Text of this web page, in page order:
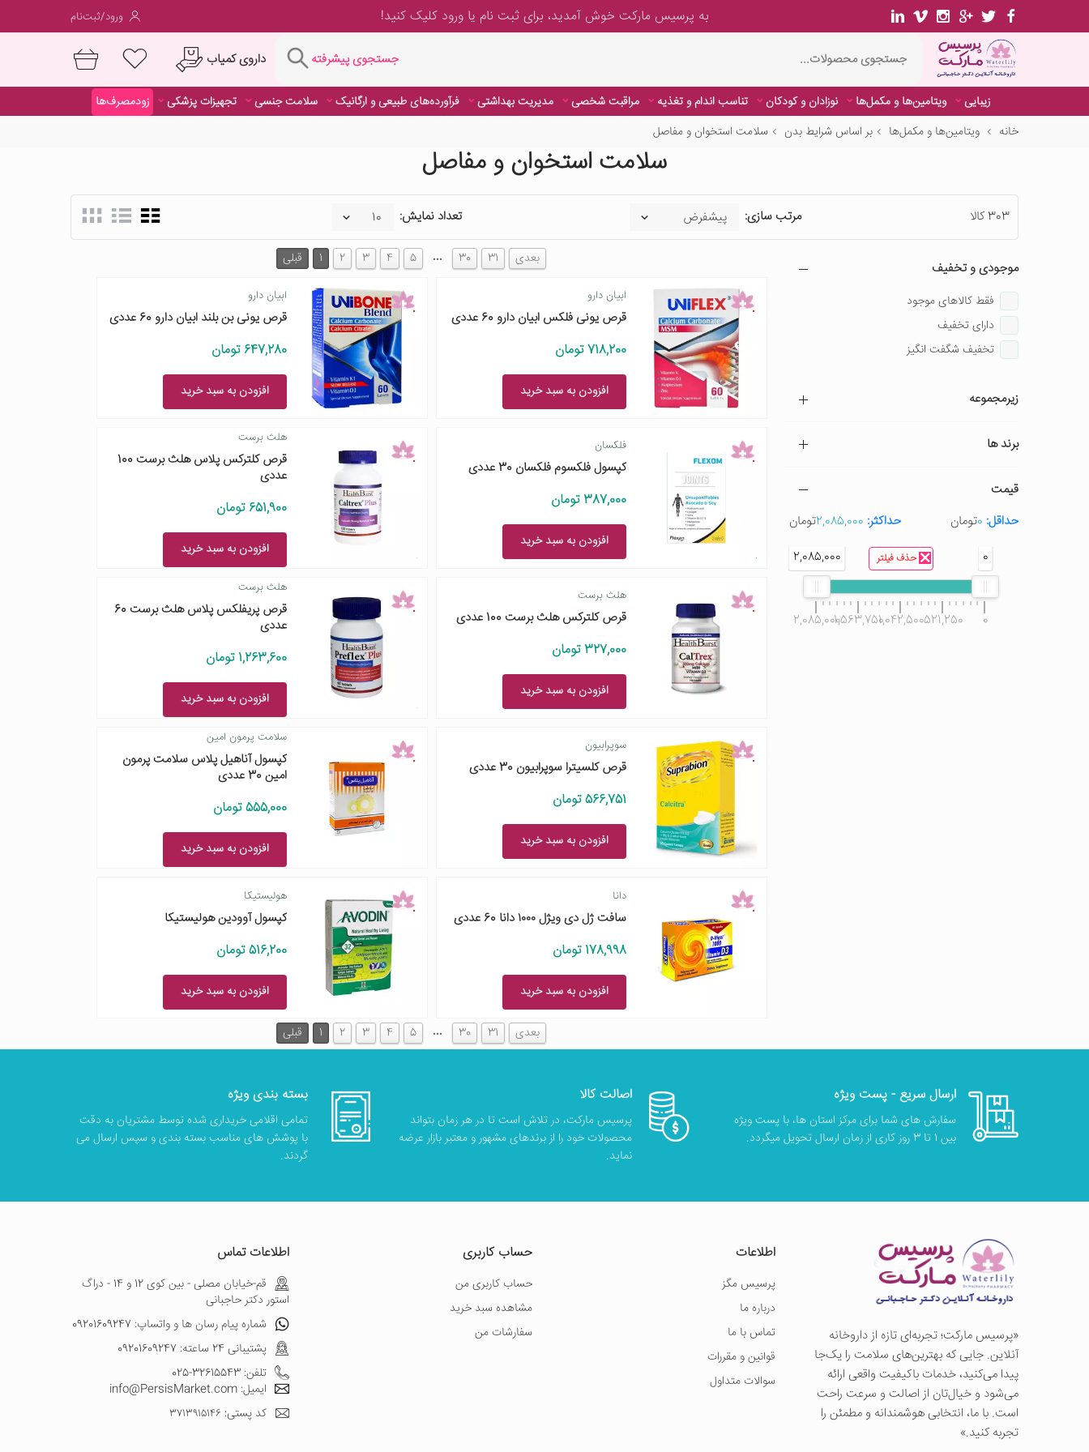
داروی کمیاب
به پرسیس مارکت خوش آمدید، برایثبت نام یا ورودکلیک کنید! ورود/ثبت‌نام
جستجوی پیشرفته داروی کمیاب
زیبایی ویتامین‌ها و مکمل‌ها نوزادان و کودکان تناسب اندام و تغذیه مراقبت شخصی مدیریت بهداشتی فرآورده‌های طبیعی و ارگانیک سلامت جنسی تجهیزات پزشکی
زودمصرف‌ها
خانه
ویتامین‌ها و مکمل‌ها بر اساس شرایط بدن سلامت استخوان و مفاصل
سلامت استخوان و مفاصل
303 کالا مرتب سازی: تعداد نمایش:
موجودی و تخفیف
فقط کالاهای موجود
دارای تخفیف
تخفیف شگفت انگیز
زیرمجموعه
برند ها
قیمت
حداقل: 0تومان حداکثر: 2,085,000تومان
حذف فیلتر 0
2,085,000
0
521,250
1,042,500
1,563,750
2,085,000
قبلی 1 2 3 4 5 … 30 31 بعدی
ابیان دارو
قرص یونی فلکس ابیان دارو 60 عددی
718,200 تومان
افزودن به سبد خرید
ابیان دارو
قرص یونی بن بلند ابیان دارو 60 عددی
647,280 تومان
افزودن به سبد خرید
فلکسان
کپسول فلکسوم فلکسان 30 عددی
387,000 تومان
افزودن به سبد خرید
هلث برست
قرص کلترکس پلاس هلث برست 100
عددی
651,900 تومان
افزودن به سبد خرید
هلث برست
قرص کلترکس هلث برست 100 عددی
327,000 تومان
افزودن به سبد خرید
هلث برست
قرص پریفلکس پلاس هلث برست 60
عددی
1,263,600 تومان
افزودن به سبد خرید
سوپرابیون
قرص کلسیترا سوپرابیون 30 عددی
566,751 تومان
افزودن به سبد خرید
سلامت پرمون امین
کپسول آناهیل پلاس سلامت پرمون
امین 30 عددی
555,000 تومان
افزودن به سبد خرید
دانا
سافت ژل دی ویژل ۱۰۰۰ دانا 60 عددی
178,998 تومان
افزودن به سبد خرید
هولیستیکا
کپسول آوودین هولیستیکا
516,200 تومان
افزودن به سبد خرید
قبلی 1 2 3 4 5 … 30 31 بعدی
ارسال سریع - پست ویژه
سفارش های شما برای مرکز استان ها، با پست ویژه
بین 1 تا 3 روز کاری از زمان ارسال تحویل میگردد.
اصالت کالا
پرسیس مارکت، در تلاش است تا در هر زمان بتواند
محصولات خود را از برندهای مشهور و معتبر بازار عرضه
نماید.
بسته بندی ویژه
تمامی اقلامی خریداری شده توسط مشتریان به دقت
با پوشش های مناسب بسته بندی و سپس ارسال می
گردند.
«پرسيس ماركت؛ تجربه‌ای تازه از داروخانه
آنلاین. جایی که بهترین‌های سلامت را یک‌جا
پیدا می‌کنید، خدمات باکیفیت واقعی ارائه
می‌شود و خیال‌تان از اصالت و سرعت راحت
است. با ما، انتخابی هوشمندانه و مطمئن را
تجربه کنید.»
اطلاعات
پرسیس مگز
درباره ما
تماس با ما
قوانین و مقررات
سوالات متداول
حساب کاربری
حساب کاربری من
مشاهده سبد خرید
سفارشات من
اطلاعات تماس
قم-خیابان مصلی - بین کوی 12 و 14 - دراگ
استور دکتر حاجبانی
شماره پیام رسان ها و واتساپ: 09201609247
پشتیبانی 24 ساعته: 09201609247
تلفن: 32615543-025
ایمیل: info@PersisMarket.com
کد پستی: ۳۷۱۳۹۱۵۱۴۶